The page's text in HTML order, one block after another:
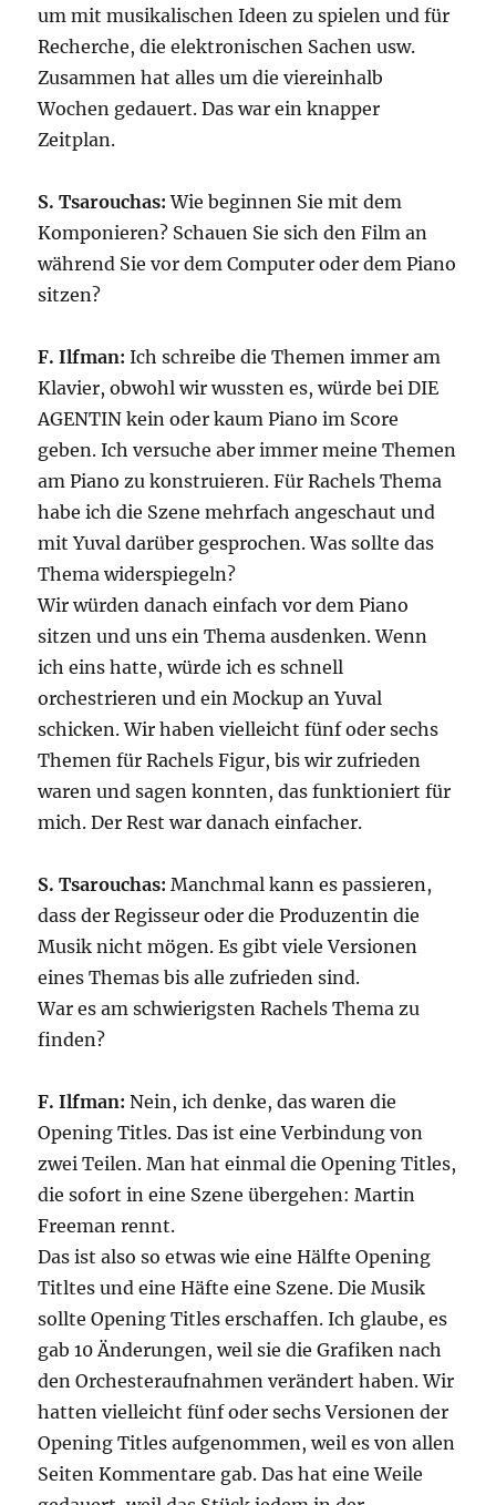
um mit musikalischen Ideen zu spielen und für
Recherche, die elektronischen Sachen usw.
Zusammen hat alles um die viereinhalb
Wochen gedauert. Das war ein knapper
Zeitplan.
S. Tsarouchas: Wie beginnen Sie mit dem
Komponieren? Schauen Sie sich den Film an
während Sie vor dem Computer oder dem Piano
sitzen?
F. Ilfman: Ich schreibe die Themen immer am
Klavier, obwohl wir wussten es, würde bei DIE
AGENTIN kein oder kaum Piano im Score
geben. Ich versuche aber immer meine Themen
am Piano zu konstruieren. Für Rachels Thema
habe ich die Szene mehrfach angeschaut und
mit Yuval darüber gesprochen. Was sollte das
Thema widerspiegeln?
Wir würden danach einfach vor dem Piano
sitzen und uns ein Thema ausdenken. Wenn
ich eins hatte, würde ich es schnell
orchestrieren und ein Mockup an Yuval
schicken. Wir haben vielleicht fünf oder sechs
Themen für Rachels Figur, bis wir zufrieden
waren und sagen konnten, das funktioniert für
mich. Der Rest war danach einfacher.
S. Tsarouchas: Manchmal kann es passieren,
dass der Regisseur oder die Produzentin die
Musik nicht mögen. Es gibt viele Versionen
eines Themas bis alle zufrieden sind.
War es am schwierigsten Rachels Thema zu
finden?
F. Ilfman: Nein, ich denke, das waren die
Opening Titles. Das ist eine Verbindung von
zwei Teilen. Man hat einmal die Opening Titles,
die sofort in eine Szene übergehen: Martin
Freeman rennt.
Das ist also so etwas wie eine Hälfte Opening
Titltes und eine Häfte eine Szene. Die Musik
sollte Opening Titles erschaffen. Ich glaube, es
gab 10 Änderungen, weil sie die Grafiken nach
den Orchesteraufnahmen verändert haben. Wir
hatten vielleicht fünf oder sechs Versionen der
Opening Titles aufgenommen, weil es von allen
Seiten Kommentare gab. Das hat eine Weile